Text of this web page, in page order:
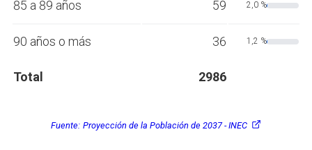
85 a 89 años 59 2,0 %
90 años o más 36 1,2 %
Total 2986
Fuente: Proyección de la Población de 2037 - INEC